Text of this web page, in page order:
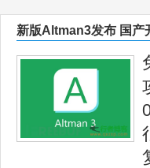
新版Altman3发布 国产